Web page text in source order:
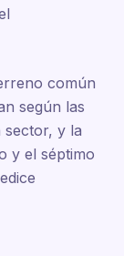
común
según las
sector, y la
y el séptimo